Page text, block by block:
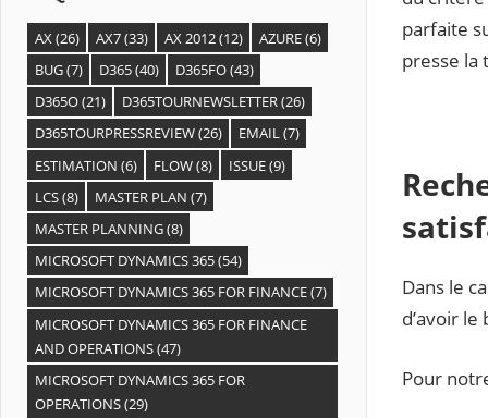
parfaite
presse la
Dans le
d’avoir
Pour
AX(26) AX7(33) AX 2012(12) AZURE(6)
BUG(7) D365(40) D365FO(43)
D365O(21) D365TOURNEWSLETTER(26)
D365TOURPRESSREVIEW(26) EMAIL(7)
ESTIMATION (6) FLOW(8) ISSUE(9)
LCS(8) MASTER PLAN (7)
MASTER PLANNING(8)
MICROSOFT DYNAMICS 365(54)
MICROSOFT DYNAMICS 365 FOR FINANCE(7)
MICROSOFT DYNAMICS 365 FOR FINANCE
AND OPERATIONS(47)
MICROSOFT DYNAMICS 365 FOR
OPERATIONS(29)